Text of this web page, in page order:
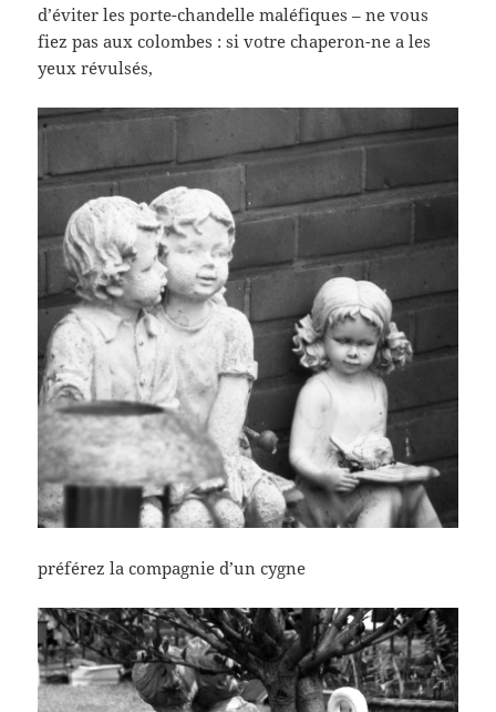
d’éviter les porte-chandelle maléfiques – ne vous
fiez pas aux colombes : si votre chaperon-ne a les
yeux révulsés,
préférez la compagnie d’un cygne